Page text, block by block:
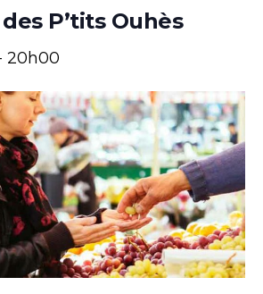
P’tits Ouhès
20h00